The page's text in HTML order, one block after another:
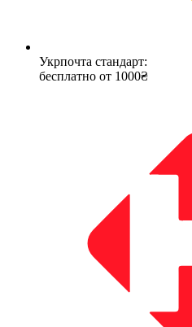
Укрпочта стандарт:
бесплатно от 1000₴